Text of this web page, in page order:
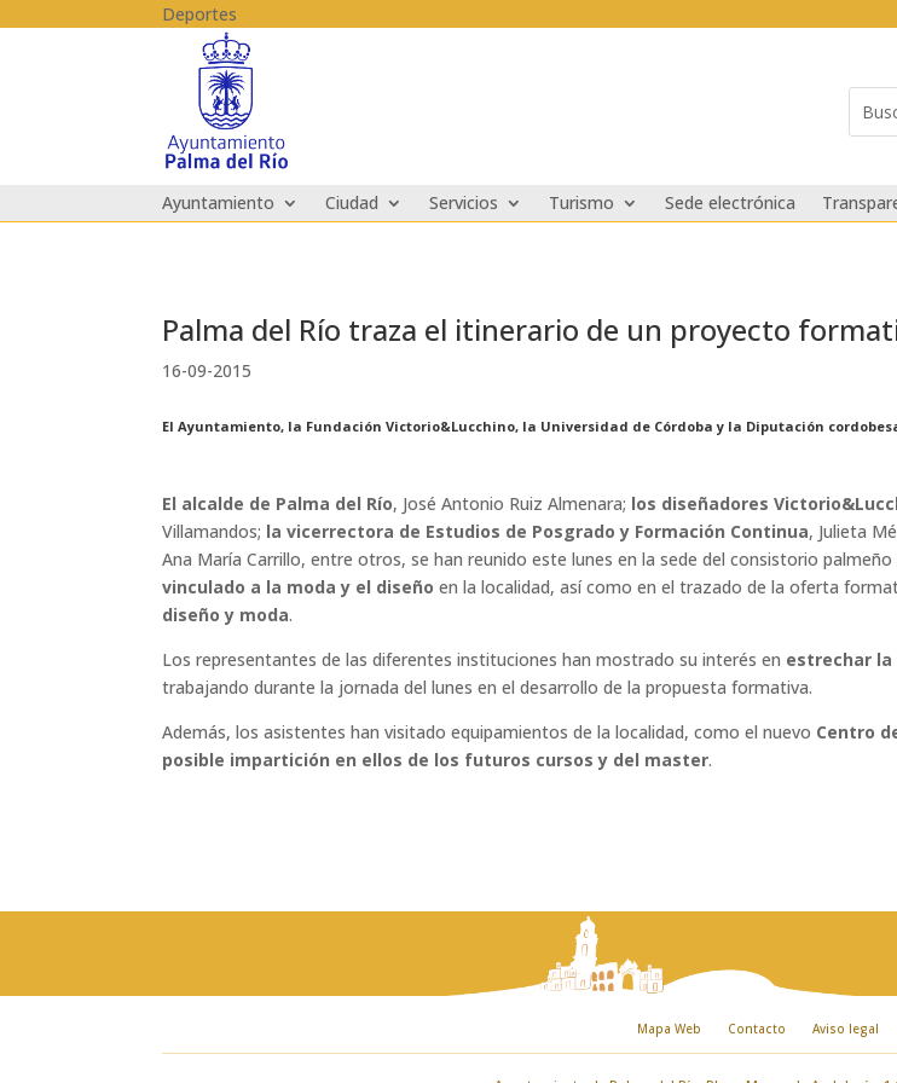
Deportes
for...
Ayuntamiento Ciudad Servicios Turismo Sede electrónica
Palma del Río traza el itinerario de un proyecto
16-09-2015
El Ayuntamiento, la Fundación Victorio&Lucchino, la Universidad de Córdoba y la Diputación
El alcalde de Palma del Río, José Antonio Ruiz Almenara; los diseñadores
Villamandos; la vicerrectora de Estudios de Posgrado y Formación Continua, Julieta
Ana María Carrillo, entre otros, se han reunido este lunes en la sede del consistorio
vinculado a la moda y el diseño en la localidad, así como en el trazado de la oferta
diseño y moda.
Los representantes de las diferentes instituciones han mostrado su interés en estrechar la
trabajando durante la jornada del lunes en el desarrollo de la propuesta formativa.
Además, los asistentes han visitado equipamientos de la localidad, como el nuevo Centro
posible impartición en ellos de los futuros cursos y del master.
Mapa Web Contacto Aviso legal